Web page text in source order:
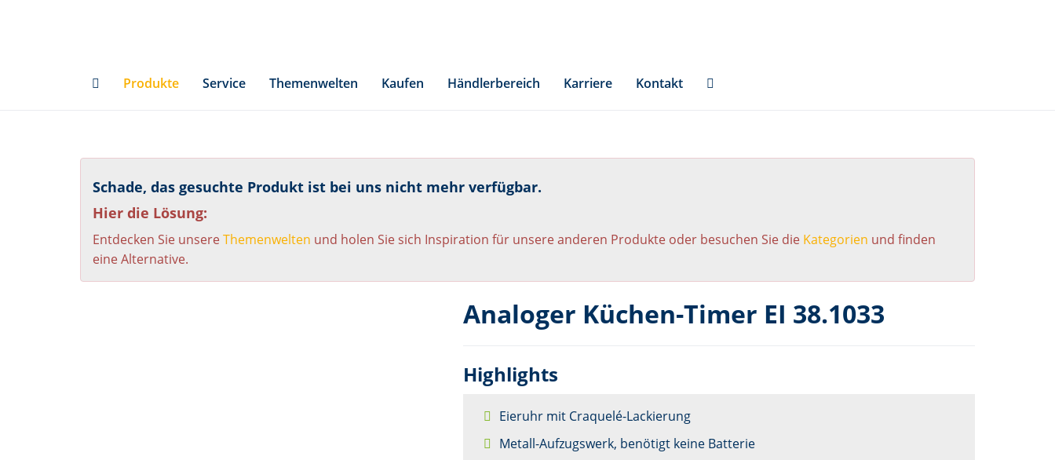
Produkte
Service Themenwelten Kaufen Händlerbereich Karriere Kontakt
Schade, das gesuchte Produkt ist bei uns nicht mehr verfügbar.
Hier die Lösung:
Entdecken Sie unsereThemenwelten und holen Sie sich Inspiration für unsere anderen Produkte oder besuchen Sie die Kategorien und finden
eine Alternative.
Analoger Küchen-Timer EI 38.1033
Highlights
Eieruhr mit Craquelé-Lackierung
Metall-Aufzugswerk, benötigt keine Batterie